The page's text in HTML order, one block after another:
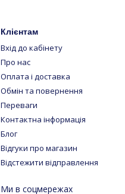
Клієнтам
Вхід до кабінету
Про нас
Оплата і доставка
Обмін та повернення
Переваги
Контактна інформація
Блог
Відгуки про магазин
Відстежити відправлення
Ми в соцмережах